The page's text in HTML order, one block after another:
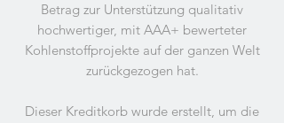
Betrag zur Unterstützung qualitativ
hochwertiger, mit AAA+ bewerteter
Kohlenstoffprojekte auf der ganzen Welt
zurückgezogen hat.
Dieser Kreditkorb wurde erstellt, um die